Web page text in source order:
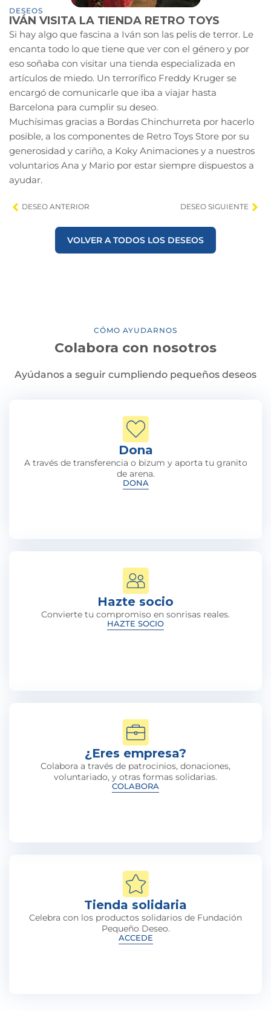
DESEOS
IVÁN VISITA LA TIENDA RETRO TOYS
Si hay algo que fascina a Iván son las pelis de terror. Le
encanta todo lo que tiene que ver con el género y por
eso soñaba con visitar una tienda especializada en
artículos de miedo. Un terrorífico Freddy Kruger se
encargó de comunicarle que iba a viajar hasta
Barcelona para cumplir su deseo.
Muchísimas gracias a Bordas Chinchurreta por hacerlo
posible, a los componentes de Retro Toys Store por su
generosidad y cariño, a Koky Animaciones y a nuestros
voluntarios Ana y Mario por estar siempre dispuestos a
ayudar.
DESEO ANTERIOR DESEO SIGUIENTE
VOLVER A TODOS LOS DESEOS
CÓMO AYUDARNOS
Colabora con nosotros
Ayúdanos a seguir cumpliendo pequeños deseos
Dona
A través de transferencia o bizum y aporta tu granito
de arena.
DONA
Hazte socio
Convierte tu compromiso en sonrisas reales.
HAZTE SOCIO
Tienda solidaria
Celebra con los productos solidarios de Fundación
Pequeño Deseo.
ACCEDE
¿Eres empresa?
Colabora a través de patrocinios, donaciones,
voluntariado, y otras formas solidarias.
COLABORA